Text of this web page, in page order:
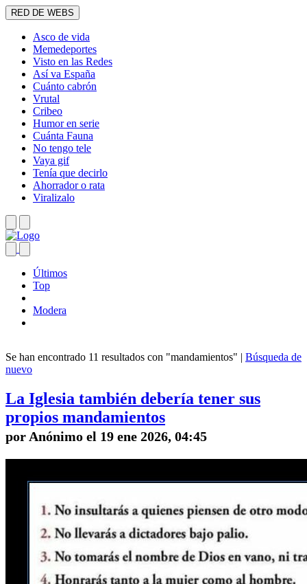
RED DE WEBS
Asco de vida
Memedeportes
Visto en las Redes
Así va España
Cuánto cabrón
Vrutal
Cribeo
Humor en serie
Cuánta Fauna
No tengo tele
Vaya gif
Tenía que decirlo
Ahorrador o rata
Viralizalo
Últimos
Top
Modera
Se han encontrado 11 resultados con "mandamientos" | Búsqueda de
nuevo
La Iglesia también debería tener sus
propios mandamientos
por Anónimo el 19 ene 2026, 04:45